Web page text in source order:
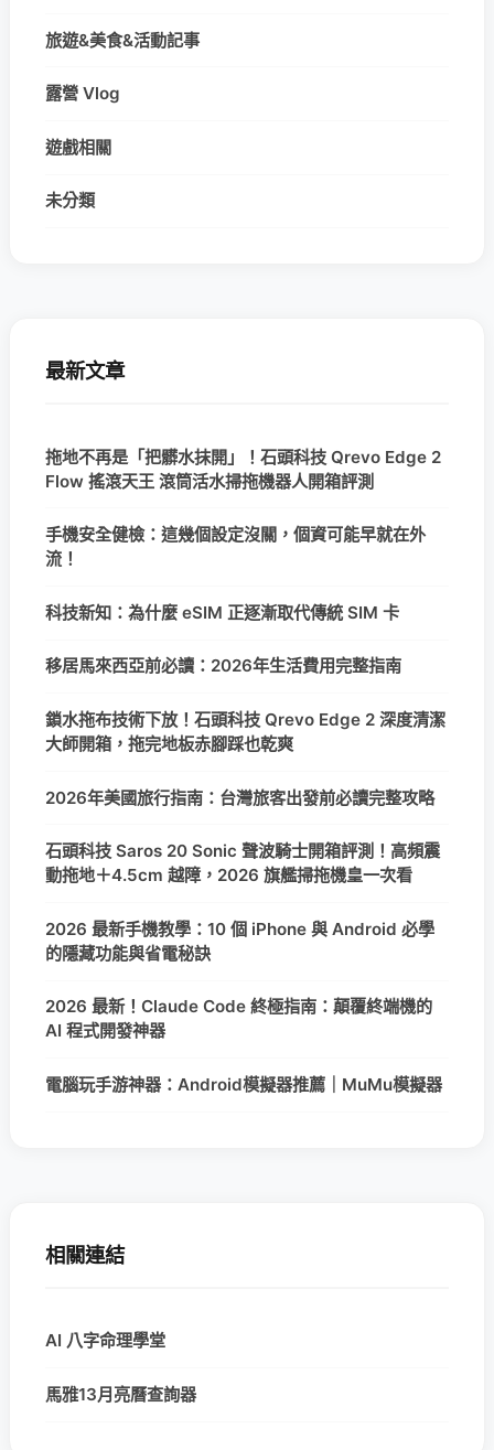
旅遊&美食&活動記事
露營 Vlog
遊戲相關
未分類
最新文章
拖地不再是「把髒水抹開」！石頭科技 Qrevo Edge 2
Flow 搖滾天王 滾筒活水掃拖機器人開箱評測
手機安全健檢：這幾個設定沒關，個資可能早就在外
流！
科技新知：為什麼 eSIM 正逐漸取代傳統 SIM 卡
移居馬來西亞前必讀：2026年生活費用完整指南
鎖水拖布技術下放！石頭科技 Qrevo Edge 2 深度清潔
大師開箱，拖完地板赤腳踩也乾爽
2026年美國旅行指南：台灣旅客出發前必讀完整攻略
石頭科技 Saros 20 Sonic 聲波騎士開箱評測！高頻震
動拖地＋4.5cm 越障，2026 旗艦掃拖機皇一次看
2026 最新手機教學：10 個 iPhone 與 Android 必學
的隱藏功能與省電秘訣
2026 最新！Claude Code 終極指南：顛覆終端機的
AI 程式開發神器
電腦玩手游神器：Android模擬器推薦｜MuMu模擬器
相關連結
AI 八字命理學堂
馬雅13月亮曆查詢器